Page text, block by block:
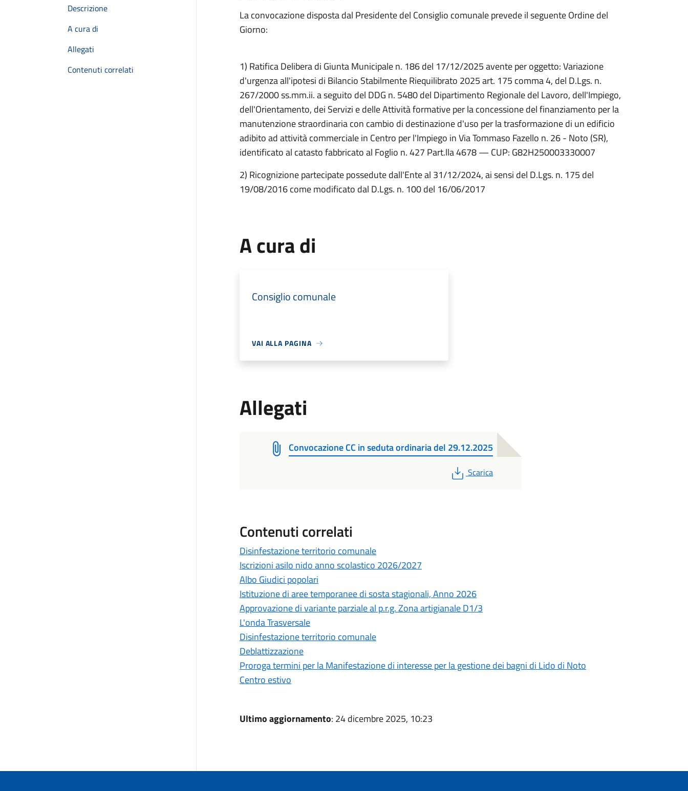
Descrizione
A cura di
Allegati
Contenuti correlati
La convocazione disposta dal Presidente del Consiglio comunale prevede il seguente Ordine del
Giorno:
1) Ratifica Delibera di Giunta Municipale n. 186 del 17/12/2025 avente per oggetto: Variazione
d'urgenza all'ipotesi di Bilancio Stabilmente Riequilibrato 2025 art. 175 comma 4, del D.Lgs. n.
267/2000 ss.mm.ii. a seguito del DDG n. 5480 del Dipartimento Regionale del Lavoro, dell'Impiego,
dell'Orientamento, dei Servizi e delle Attività formative per la concessione del finanziamento per la
manutenzione straordinaria con cambio di destinazione d'uso per la trasformazione di un edificio
adibito ad attività commerciale in Centro per l'Impiego in Via Tommaso Fazello n. 26 - Noto (SR),
identificato al catasto fabbricato al Foglio n. 427 Part.lla 4678 — CUP: G82H250003330007
2) Ricognizione partecipate possedute dall'Ente al 31/12/2024, ai sensi del D.Lgs. n. 175 del
19/08/2016 come modificato dal D.Lgs. n. 100 del 16/06/2017
A cura di
Consiglio comunale
VAI ALLA PAGINA
Allegati
Convocazione CC in seduta ordinaria del 29.12.2025
PDF
Scarica
Contenuti correlati
Disinfestazione territorio comunale
Iscrizioni asilo nido anno scolastico 2026/2027
Albo Giudici popolari
Istituzione di aree temporanee di sosta stagionali, Anno 2026
Approvazione di variante parziale al p.r.g. Zona artigianale D1/3
L'onda Trasversale
Disinfestazione territorio comunale
Deblattizzazione
Proroga termini per la Manifestazione di interesse per la gestione dei bagni di Lido di Noto
Centro estivo
Ultimo aggiornamento: 24 dicembre 2025, 10:23